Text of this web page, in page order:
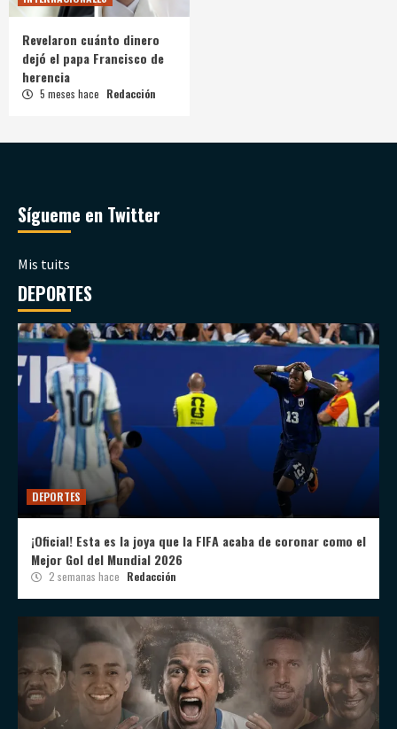
Revelaron cuánto dinero
dejó el papa Francisco de
herencia
5 meses hace Redacción
Sígueme en Twitter
Mis tuits
DEPORTES
DEPORTES
¡Oficial! Esta es la joya que la FIFA acaba de coronar como el
Mejor Gol del Mundial 2026
2 semanas hace Redacción